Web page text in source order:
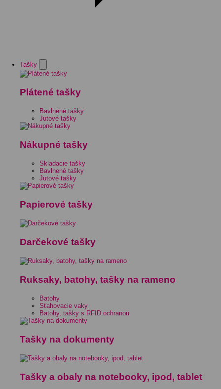
Tašky
Plátené tašky
Bavlnené tašky
Jutové tašky
Nákupné tašky
Skladacie tašky
Bavlnené tašky
Jutové tašky
Papierové tašky
Darčekové tašky
Ruksaky, batohy, tašky na rameno
Batohy
Sťahovacie vaky
Batohy, tašky s RFID ochranou
Tašky na dokumenty
Tašky a obaly na notebooky, ipod, tablet